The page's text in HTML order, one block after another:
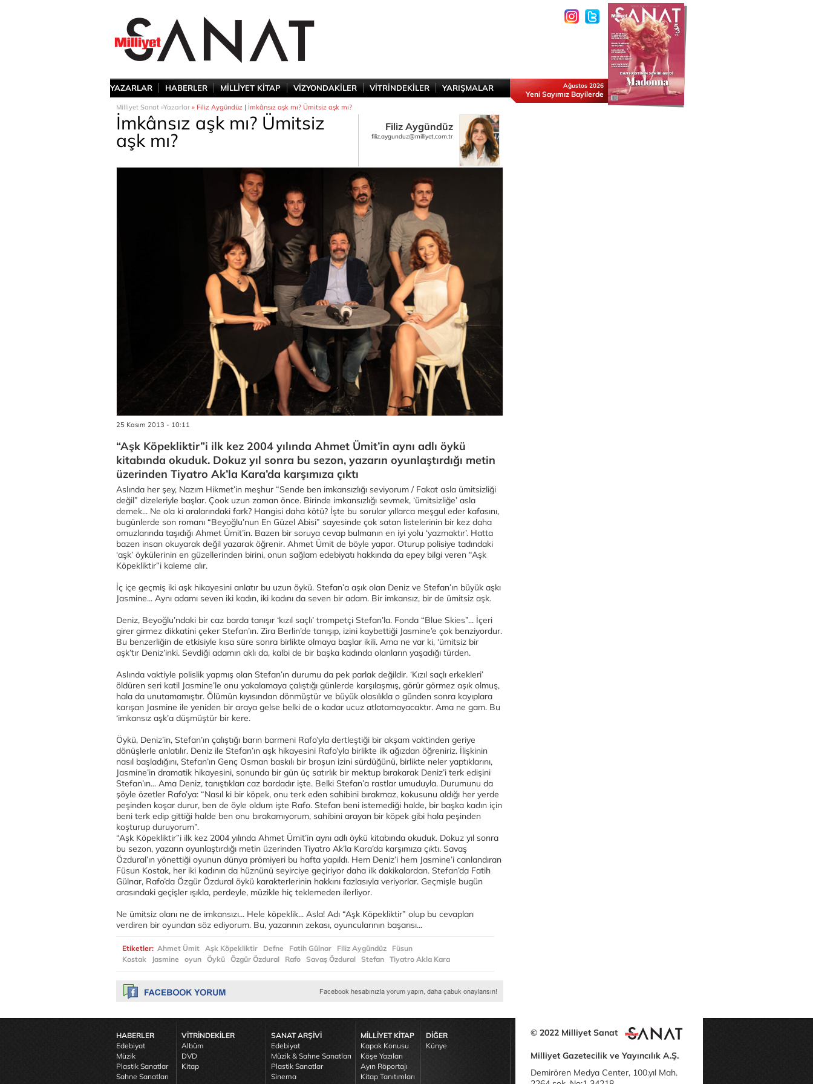
YAZARLAR HABERLER MİLLİYET KİTAP VİZYONDAKİLER VİTRİNDEKİLER YARIŞMALAR Ağustos 2026
Yeni Sayımız Bayilerde
Milliyet Sanat »Yazarlar » Filiz Aygündüz | İmkânsız aşk mı? Ümitsiz aşk mı?
İmkânsız aşk mı? Ümitsiz
aşk mı?
Filiz Aygündüz
filiz.aygunduz@milliyet.com.tr
25 Kasım 2013 - 10:11
“Aşk Köpekliktir”i ilk kez 2004 yılında Ahmet Ümit’in aynı adlı öykü
kitabında okuduk. Dokuz yıl sonra bu sezon, yazarın oyunlaştırdığı metin
üzerinden Tiyatro Ak’la Kara’da karşımıza çıktı
Aslında her şey, Nazım Hikmet’in meşhur “Sende ben imkansızlığı seviyorum / Fakat asla ümitsizliği
değil” dizeleriyle başlar. Çook uzun zaman önce. Birinde imkansızlığı sevmek, ‘ümitsizliğe’ asla
demek... Ne ola ki aralarındaki fark? Hangisi daha kötü? İşte bu sorular yıllarca meşgul eder kafasını,
bugünlerde son romanı “Beyoğlu’nun En Güzel Abisi” sayesinde çok satan listelerinin bir kez daha
omuzlarında taşıdığı Ahmet Ümit’in. Bazen bir soruya cevap bulmanın en iyi yolu ‘yazmaktır’. Hatta
bazen insan okuyarak değil yazarak öğrenir. Ahmet Ümit de böyle yapar. Oturup polisiye tadındaki
‘aşk’ öykülerinin en güzellerinden birini, onun sağlam edebiyatı hakkında da epey bilgi veren “Aşk
Köpekliktir”i kaleme alır.
İç içe geçmiş iki aşk hikayesini anlatır bu uzun öykü. Stefan’a aşık olan Deniz ve Stefan’ın büyük aşkı
Jasmine... Aynı adamı seven iki kadın, iki kadını da seven bir adam. Bir imkansız, bir de ümitsiz aşk.
Deniz, Beyoğlu’ndaki bir caz barda tanışır ‘kızıl saçlı’ trompetçi Stefan’la. Fonda “Blue Skies”... İçeri
girer girmez dikkatini çeker Stefan’ın. Zira Berlin’de tanışıp, izini kaybettiği Jasmine’e çok benziyordur.
Bu benzerliğin de etkisiyle kısa süre sonra birlikte olmaya başlar ikili. Ama ne var ki, ‘ümitsiz bir
aşk’tır Deniz’inki. Sevdiği adamın aklı da, kalbi de bir başka kadında olanların yaşadığı türden.
Aslında vaktiyle polislik yapmış olan Stefan’ın durumu da pek parlak değildir. ‘Kızıl saçlı erkekleri’
öldüren seri katil Jasmine’le onu yakalamaya çalıştığı günlerde karşılaşmış, görür görmez aşık olmuş,
hala da unutamamıştır. Ölümün kıyısından dönmüştür ve büyük olasılıkla o günden sonra kayıplara
karışan Jasmine ile yeniden bir araya gelse belki de o kadar ucuz atlatamayacaktır. Ama ne gam. Bu
‘imkansız aşk’a düşmüştür bir kere.
Öykü, Deniz’in, Stefan’ın çalıştığı barın barmeni Rafo’yla dertleştiği bir akşam vaktinden geriye
dönüşlerle anlatılır. Deniz ile Stefan’ın aşk hikayesini Rafo’yla birlikte ilk ağızdan öğreniriz. İlişkinin
nasıl başladığını, Stefan’ın Genç Osman baskılı bir broşun izini sürdüğünü, birlikte neler yaptıklarını,
Jasmine’in dramatik hikayesini, sonunda bir gün üç satırlık bir mektup bırakarak Deniz’i terk edişini
Stefan’ın... Ama Deniz, tanıştıkları caz bardadır işte. Belki Stefan’a rastlar umuduyla. Durumunu da
şöyle özetler Rafo’ya: “Nasıl ki bir köpek, onu terk eden sahibini bırakmaz, kokusunu aldığı her yerde
peşinden koşar durur, ben de öyle oldum işte Rafo. Stefan beni istemediği halde, bir başka kadın için
beni terk edip gittiği halde ben onu bırakamıyorum, sahibini arayan bir köpek gibi hala peşinden
koşturup duruyorum”.
“Aşk Köpekliktir”i ilk kez 2004 yılında Ahmet Ümit’in aynı adlı öykü kitabında okuduk. Dokuz yıl sonra
bu sezon, yazarın oyunlaştırdığı metin üzerinden Tiyatro Ak’la Kara’da karşımıza çıktı. Savaş
Özdural’ın yönettiği oyunun dünya prömiyeri bu hafta yapıldı. Hem Deniz’i hem Jasmine’i canlandıran
Füsun Kostak, her iki kadının da hüznünü seyirciye geçiriyor daha ilk dakikalardan. Stefan’da Fatih
Gülnar, Rafo’da Özgür Özdural öykü karakterlerinin hakkını fazlasıyla veriyorlar. Geçmişle bugün
arasındaki geçişler ışıkla, perdeyle, müzikle hiç teklemeden ilerliyor.
Ne ümitsiz olanı ne de imkansızı... Hele köpeklik... Asla! Adı “Aşk Köpekliktir” olup bu cevapları
verdiren bir oyundan söz ediyorum. Bu, yazarının zekası, oyuncularının başarısı...
Etiketler: Ahmet Ümit Aşk Köpekliktir Defne Fatih Gülnar Filiz Aygündüz
Füsun
Kostak
Jasmine oyun Öykü Özgür Özdural Rafo Savaş Özdural Stefan Tiyatro Akla Kara
HABERLER
Edebiyat
Müzik
Plastik Sanatlar
Sahne Sanatları
VİTRİNDEKİLER
Albüm
DVD
Kitap
SANAT ARŞİVİ
Edebiyat
Müzik & Sahne Sanatları
Plastik Sanatlar
Sinema
MİLLİYET KİTAP
Kapak Konusu
Köşe Yazıları
Ayın Röportajı
Kitap Tanıtımları
DİĞER
Künye
© 2022 Milliyet Sanat
Milliyet Gazetecilik ve Yayıncılık A.Ş.
Demirören Medya Center, 100.yıl Mah.